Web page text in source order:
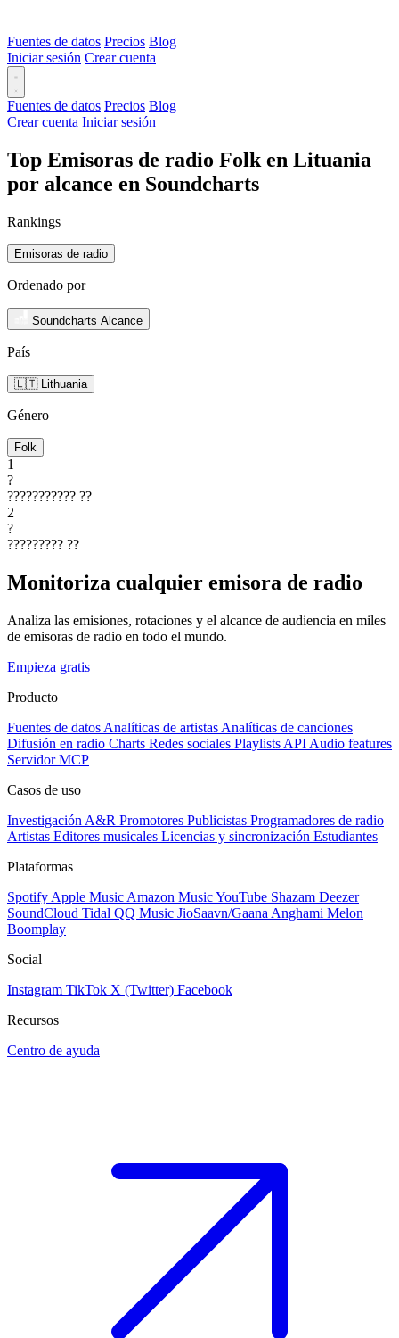
Fuentes de datos Precios Blog
Iniciar sesión Crear cuenta
Fuentes de datos Precios Blog
Crear cuenta Iniciar sesión
Top Emisoras de radio Folk en Lituania
por alcance en Soundcharts
Rankings
Emisoras de radio
Ordenado por
Soundcharts Alcance
País
🇱🇹 Lithuania
Género
Folk
1
?
??????????? ??
2
?
????????? ??
Monitoriza cualquier emisora de radio
Analiza las emisiones, rotaciones y el alcance de audiencia en miles
de emisoras de radio en todo el mundo.
Empieza gratis
Producto
Fuentes de datos Analíticas de artistas Analíticas de canciones
Difusión en radio Charts Redes sociales Playlists API Audio features
Servidor MCP
Casos de uso
Investigación A&R Promotores Publicistas Programadores de radio
Artistas Editores musicales Licencias y sincronización Estudiantes
Plataformas
Spotify Apple Music Amazon MusicYouTube Shazam Deezer
SoundCloud Tidal QQ Music JioSaavn/Gaana Anghami Melon
Boomplay
Social
Instagram TikTok X (Twitter) Facebook
Recursos
Centro de ayuda